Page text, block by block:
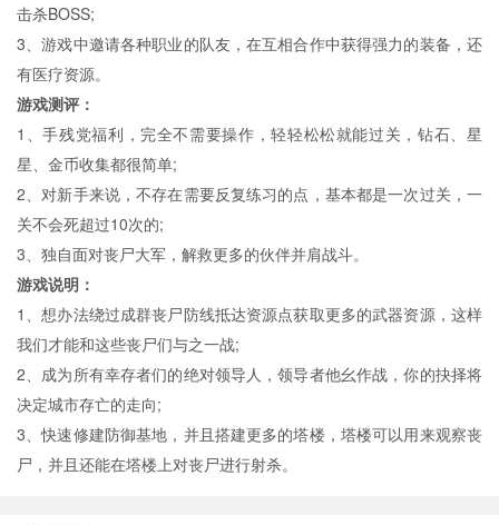
击杀BOSS;
3、游戏中邀请各种职业的队友，在互相合作中获得强力的装备，还
有医疗资源。
游戏测评：
1、手残党福利，完全不需要操作，轻轻松松就能过关，钻石、星
星、金币收集都很简单;
2、对新手来说，不存在需要反复练习的点，基本都是一次过关，一
关不会死超过10次的;
3、独自面对丧尸大军，解救更多的伙伴并肩战斗。
游戏说明：
1、想办法绕过成群丧尸防线抵达资源点获取更多的武器资源，这样
我们才能和这些丧尸们与之一战;
2、成为所有幸存者们的绝对领导人，领导者他幺作战，你的抉择将
决定城市存亡的走向;
3、快速修建防御基地，并且搭建更多的塔楼，塔楼可以用来观察丧
尸，并且还能在塔楼上对丧尸进行射杀。